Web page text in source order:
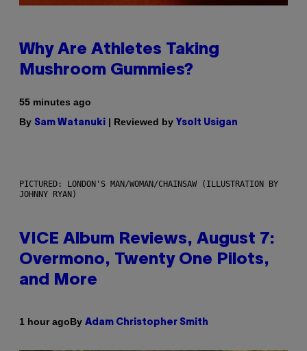
Why Are Athletes Taking
Mushroom Gummies?
55 minutes ago
By Sam Watanuki | Reviewed by Ysolt Usigan
PICTURED: LONDON'S MAN/WOMAN/CHAINSAW (ILLUSTRATION BY
JOHNNY RYAN)
VICE Album Reviews, August 7:
Overmono, Twenty One Pilots,
and More
1 hour agoBy Adam Christopher Smith